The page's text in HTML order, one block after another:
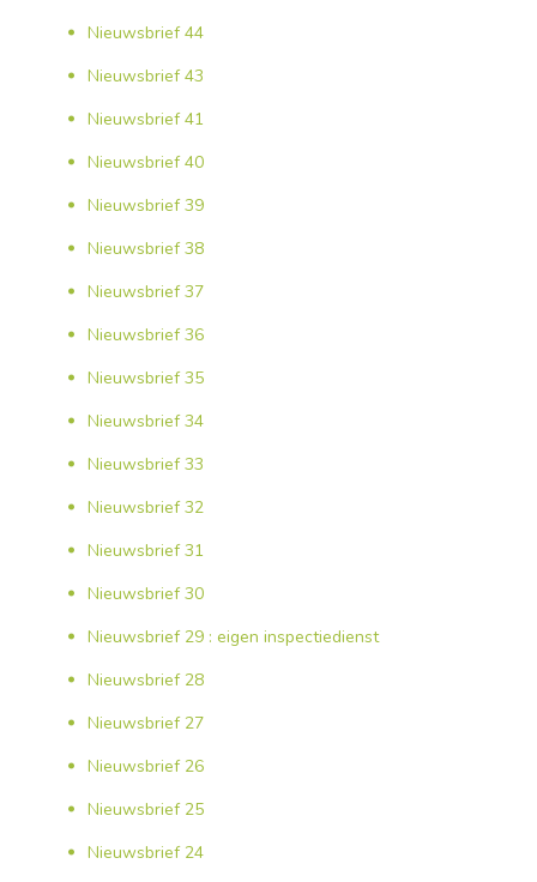
Nieuwsbrief 44
Nieuwsbrief 43
Nieuwsbrief 41
Nieuwsbrief 40
Nieuwsbrief 39
Nieuwsbrief 38
Nieuwsbrief 37
Nieuwsbrief 36
Nieuwsbrief 35
Nieuwsbrief 34
Nieuwsbrief 33
Nieuwsbrief 32
Nieuwsbrief 31
Nieuwsbrief 30
Nieuwsbrief 29 : eigen inspectiedienst
Nieuwsbrief 28
Nieuwsbrief 27
Nieuwsbrief 26
Nieuwsbrief 25
Nieuwsbrief 24